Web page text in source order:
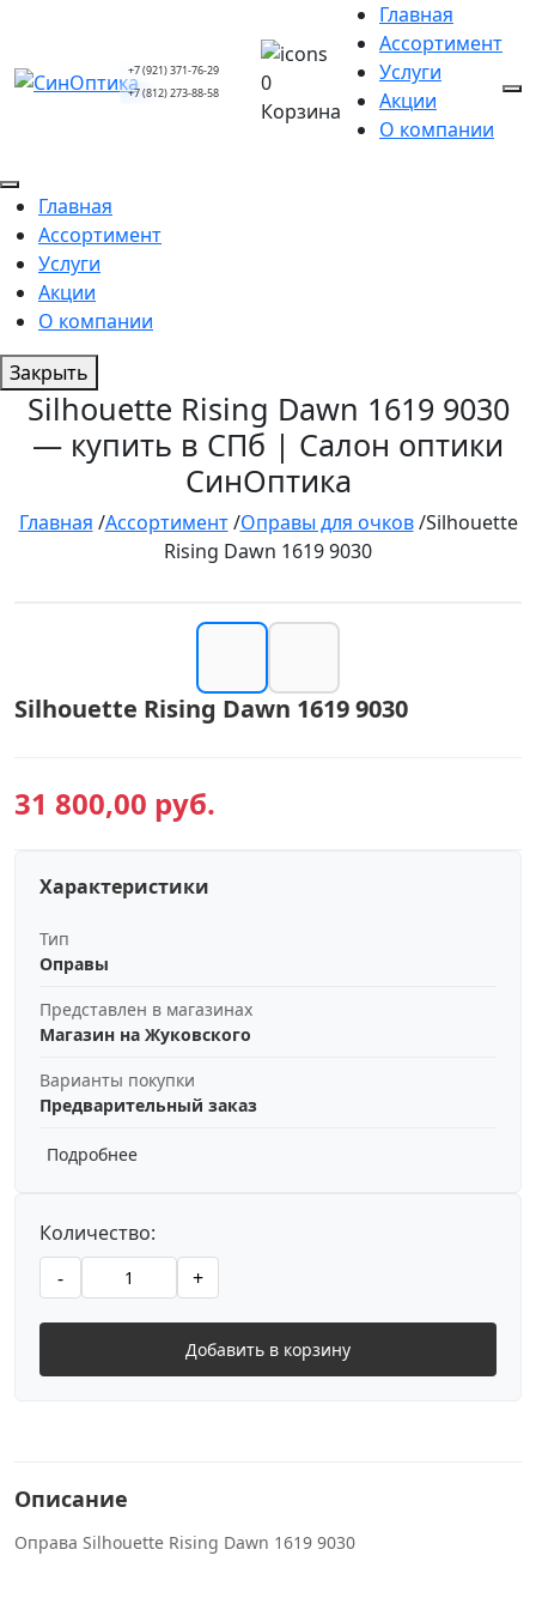
+7 (921) 371-76-29
+7 (812) 273-88-58
0
Корзина
Главная
Ассортимент
Услуги
Акции
О компании
Главная
Ассортимент
Услуги
Акции
О компании
Закрыть
Silhouette Rising Dawn 1619 9030
— купить в СПб | Салон оптики
СинОптика
Главная /Ассортимент /Оправы для очков /Silhouette
Rising Dawn 1619 9030
Silhouette Rising Dawn 1619 9030
31 800,00 руб.
Характеристики
Тип
Оправы
Представлен в магазинах
Магазин на Жуковского
Варианты покупки
Предварительный заказ
Подробнее
Количество:
-
+
Добавить в корзину
Описание
Оправа Silhouette Rising Dawn 1619 9030